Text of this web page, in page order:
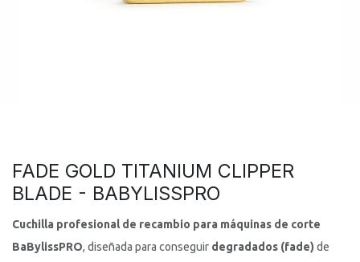
FADE GOLD TITANIUM CLIPPER
BLADE - BABYLISSPRO
Cuchilla profesional de recambio para máquinas de corte
BaBylissPRO, diseñada para conseguir degradados (fade) de